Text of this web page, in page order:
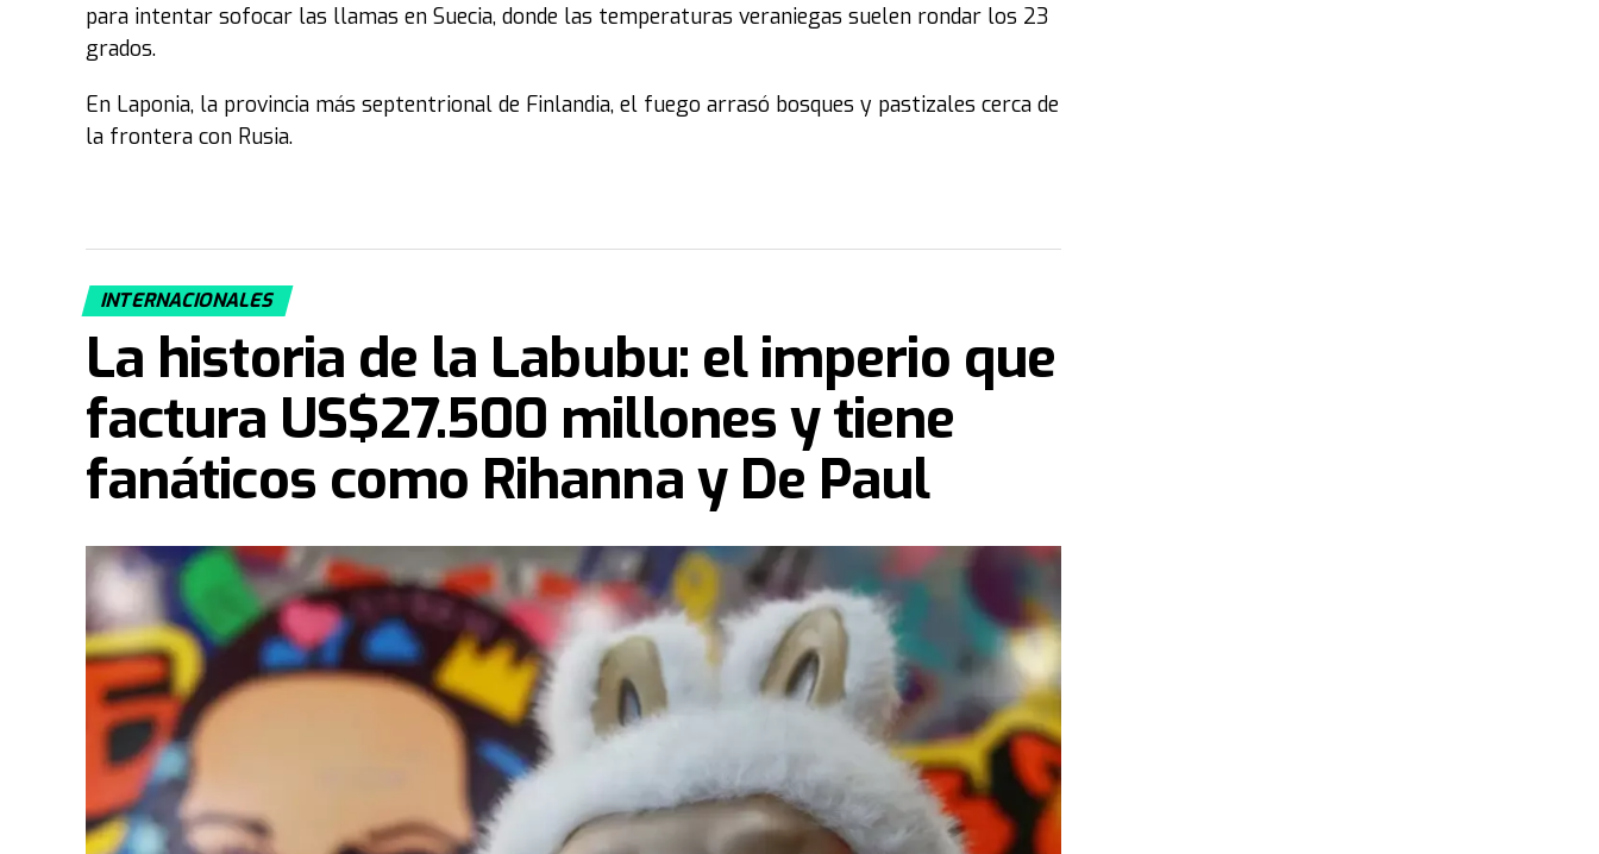
para intentar sofocar las llamas en Suecia, donde las temperaturas veraniegas suelen rondar los 23
grados.
En Laponia, la provincia más septentrional de Finlandia, el fuego arrasó bosques y pastizales cerca de
la frontera con Rusia.
INTERNACIONALES
La historia de la Labubu: el imperio que
factura US$27.500 millones y tiene
fanáticos como Rihanna y De Paul